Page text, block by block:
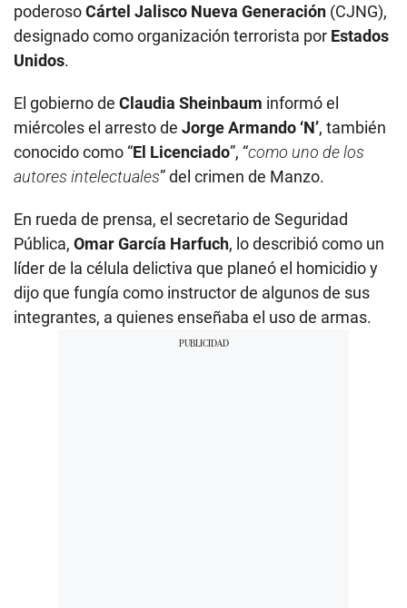
poderosoCártel Jalisco Nueva Generación (CJNG),
designado como organización terrorista por Estados
Unidos.
El gobierno de Claudia Sheinbaum informó el
miércoles el arresto de Jorge Armando ‘N’, también
conocido como “El Licenciado”, “como uno de los
autores intelectuales” del crimen de Manzo.
En rueda de prensa, el secretario de Seguridad
Pública, Omar García Harfuch, lo describió como un
líder de la célula delictiva que planeó el homicidio y
dijo que fungía como instructor de algunos de sus
integrantes, a quienes enseñaba el uso de armas.